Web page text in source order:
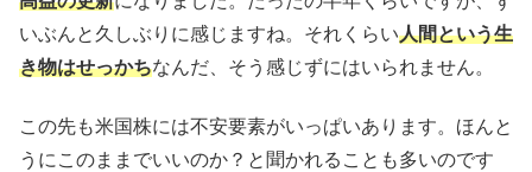
いぶんと久しぶりに感じますね。それくらい人間という生
き物はせっかちなんだ、そう感じずにはいられません。
この先も米国株には不安要素がいっぱいあります。ほんと
うにこのままでいいのか？と聞かれることも多いのです